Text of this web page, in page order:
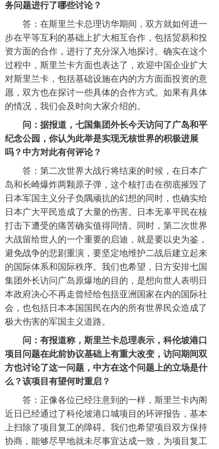
务问题进行了哪些讨论？
答：在斯里兰卡总理访华期间，双方就如何进一
步在平等互利的基础上扩大相互合作，包括贸易和投
资方面的合作，进行了充分深入地探讨。确实在这个
过程中，斯里兰卡方面也表达了，欢迎中国企业扩大
对斯里兰卡，包括基础设施在内的方方面面投资的意
愿，双方也在探讨一些具体的合作方式。如果有具体
的情况，我们会及时向大家介绍的。
问：据报道，七国集团外长今天访问了广岛和平
纪念公园，你认为此举是实现无核世界的积极进展
吗？中方对此有何评论？
答：第二次世界大战行将结束的时候，在日本广
岛和长崎爆炸两颗原子弹，这个核打击在彻底摧毁了
日本军国主义分子负隅顽抗的幻想的同时，也确实给
日本广大平民造成了大量的伤害。日本无辜平民在核
打击下遭受的痛苦确实值得同情。同时，第二次世界
大战留给世人的一个重要的启迪，就是要以史为鉴，
避免战争的悲剧重演，要坚定地维护二战后建立起来
的国际体系和国际秩序。我们也希望，日方安排七国
集团外长访问广岛原爆地的目的，是想向世人表明日
本政府决心不再走曾经给包括亚洲国家在内的国际社
会，也包括日本本国国民在内的所有世界民众造成了
极大伤害的军国主义道路。
问：有报道称，斯里兰卡总理表示， 科伦坡港口
项目问题在此前协议基础上有重大改变，访问期间双
方也讨论了这一问题，中方在这个问题上的立场是什
么？该项目有望何时重启？
答：正像各位已经注意到的一样，斯里兰卡内阁
近日已经通过了科伦坡港口城项目的环评报告，基本
上扫除了项目复工的障碍。我们也希望项目双方保持
协商，能够尽早地就未尽事宜达成一致，为项目复工